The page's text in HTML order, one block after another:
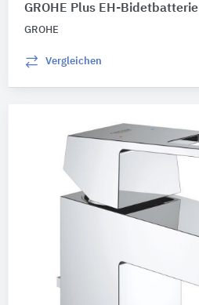
GROHE Plus EH-Bidetbatterie
GROHE
Vergleichen